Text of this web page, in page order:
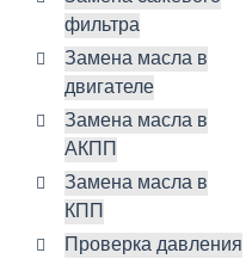
фильтра
Замена масла в
двигателе
Замена масла в
АКПП
Замена масла в
КПП
Проверка давления